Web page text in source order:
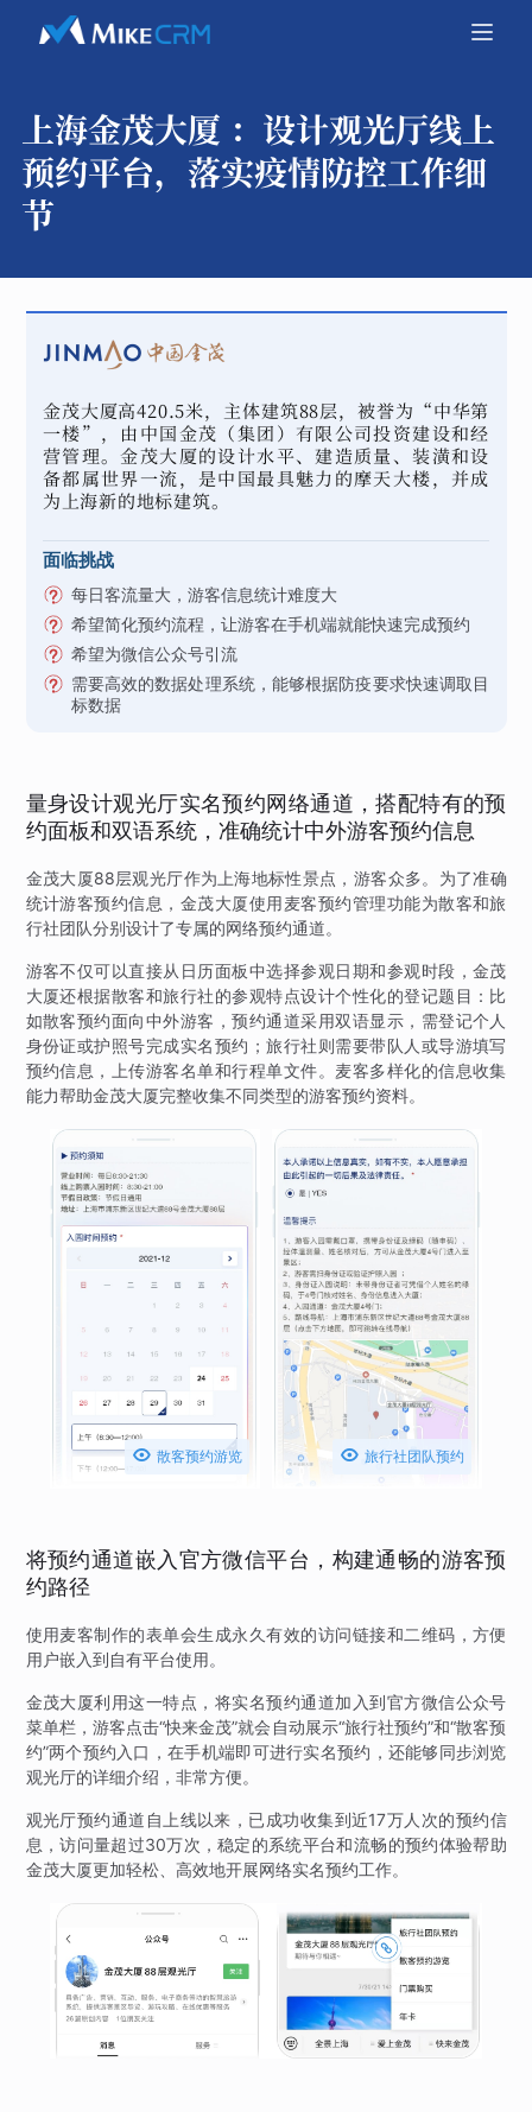
上海金茂大厦 ： 设计观光厅线上
预约平台，落实疫情防控工作细
节
金茂大厦高420.5米，主体建筑88层，被誉为“中华第
一楼”，由中国金茂（集团）有限公司投资建设和经
营管理。金茂大厦的设计水平、建造质量、装潢和设
备都属世界一流，是中国最具魅力的摩天大楼，并成
为上海新的地标建筑。
面临挑战
每日客流量大，游客信息统计难度大
希望简化预约流程，让游客在手机端就能快速完成预约
希望为微信公众号引流
需要高效的数据处理系统，能够根据防疫要求快速调取目
标数据
量身设计观光厅实名预约网络通道，搭配特有的预
约面板和双语系统，准确统计中外游客预约信息
金茂大厦88层观光厅作为上海地标性景点，游客众多。为了准确
统计游客预约信息，金茂大厦使用麦客预约管理功能为散客和旅
行社团队分别设计了专属的网络预约通道。
游客不仅可以直接从日历面板中选择参观日期和参观时段，金茂
大厦还根据散客和旅行社的参观特点设计个性化的登记题目：比
如散客预约面向中外游客，预约通道采用双语显示，需登记个人
身份证或护照号完成实名预约；旅行社则需要带队人或导游填写
预约信息，上传游客名单和行程单文件。麦客多样化的信息收集
能力帮助金茂大厦完整收集不同类型的游客预约资料。
 散客预约游览  旅行社团队预约
将预约通道嵌入官方微信平台，构建通畅的游客预
约路径
使用麦客制作的表单会生成永久有效的访问链接和二维码，方便
用户嵌入到自有平台使用。
金茂大厦利用这一特点，将实名预约通道加入到官方微信公众号
菜单栏，游客点击“快来金茂”就会自动展示“旅行社预约”和“散客预
约”两个预约入口，在手机端即可进行实名预约，还能够同步浏览
观光厅的详细介绍，非常方便。
观光厅预约通道自上线以来，已成功收集到近17万人次的预约信
息，访问量超过30万次，稳定的系统平台和流畅的预约体验帮助
金茂大厦更加轻松、高效地开展网络实名预约工作。